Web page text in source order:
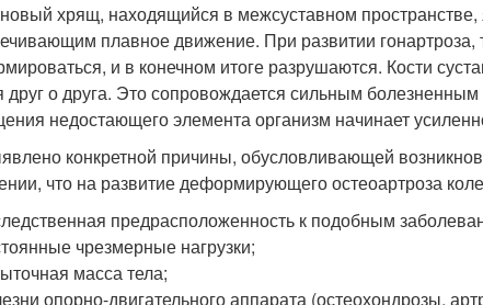
хрящ, находящийся в межсуставном
плавное движение. При развитии
и в конечном итоге разрушаются. Кости
друг о друга. Это сопровождается сильным
недостающего элемента организм начинает
конкретной причины, обусловливающей
что на развитие деформирующего остеоартроза
предрасположенность к подобным
чрезмерные нагрузки;
масса тела;
опорно-двигательного аппарата (остеохондрозы,